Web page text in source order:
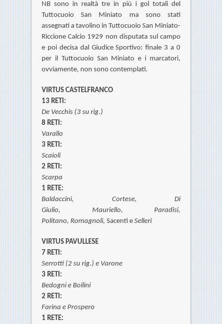
NB sono in realtà tre in più i gol totali del
Tuttocuoio San Miniato ma sono stati
assegnati a tavolino in Tuttocuoio San Miniato-
Riccione Calcio 1929 non disputata sul campo
e poi decisa dal Giudice Sportivo: finale 3 a 0
per il Tuttocuoio San Miniato e i marcatori,
ovviamente, non sono contemplati.
VIRTUS CASTELFRANCO
13 RETI:
De Vecchis (3 su rig.)
8 RETI:
Varallo
3 RETI:
Scaioli
2 RETI:
Scarpa
1 RETE:
Baldaccini, Cortese, Di
Giulio, Mauriello, Paradisi,
Politano, Romagnoli, Sacenti e Selleri
VIRTUS PAVULLESE
7 RETI:
Serrotti (2 su rig.) e Varone
3 RETI:
Bedogni e Boilini
2 RETI:
Farina e Prospero
1 RETE: